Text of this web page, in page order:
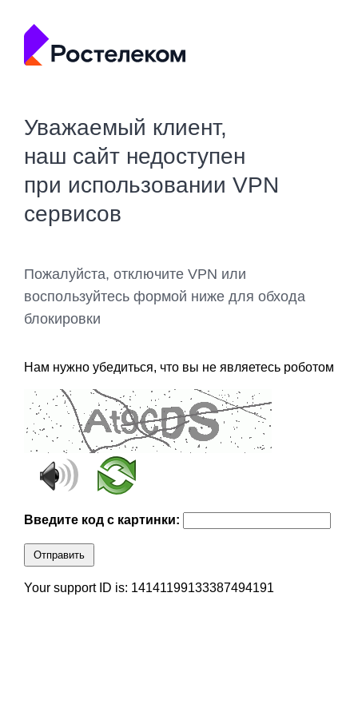
Уважаемый клиент,
наш сайт недоступен
при использовании VPN
сервисов
Пожалуйста, отключите VPN или
воспользуйтесь формой ниже для обхода
блокировки
Нам нужно убедиться, что вы не являетесь роботом
Введите код с картинки:
Отправить
Your support ID is: 14141199133387494191